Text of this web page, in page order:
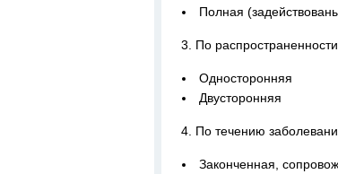
Полная
По
Односторонняя
Двусторонняя
По течению
Законченная,